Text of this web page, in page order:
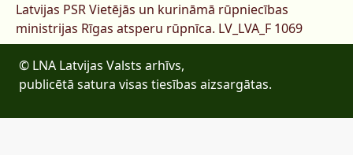
Latvijas PSR Vietējās un kurināmā rūpniecības
ministrijas Rīgas atsperu rūpnīca. LV_LVA_F 1069
© LNA Latvijas Valsts arhīvs,
publicētā satura visas tiesības aizsargātas.